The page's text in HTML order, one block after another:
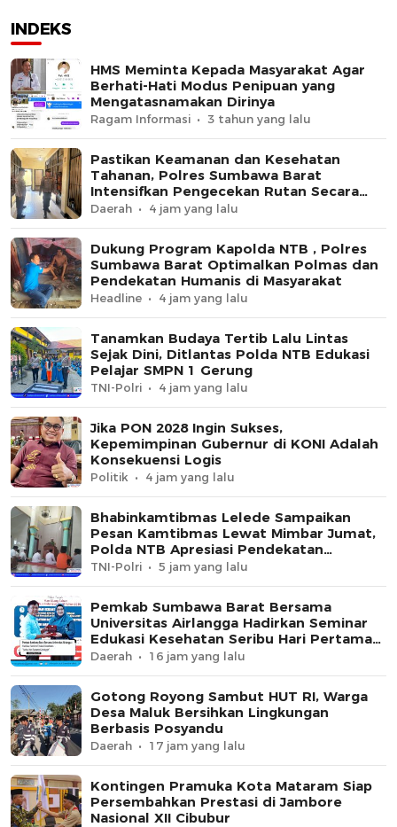
INDEKS
HMS Meminta Kepada Masyarakat Agar
Berhati-Hati Modus Penipuan yang
Mengatasnamakan Dirinya
Ragam Informasi 3 tahun yang lalu
Pastikan Keamanan dan Kesehatan
Tahanan, Polres Sumbawa Barat
Intensifkan Pengecekan Rutan Secara
Berkala
Daerah 4 jam yang lalu
Dukung Program Kapolda NTB , Polres
Sumbawa Barat Optimalkan Polmas dan
Pendekatan Humanis di Masyarakat
Headline 4 jam yang lalu
Tanamkan Budaya Tertib Lalu Lintas
Sejak Dini, Ditlantas Polda NTB Edukasi
Pelajar SMPN 1 Gerung
TNI-Polri 4 jam yang lalu
Jika PON 2028 Ingin Sukses,
Kepemimpinan Gubernur di KONI Adalah
Konsekuensi Logis
Politik 4 jam yang lalu
Bhabinkamtibmas Lelede Sampaikan
Pesan Kamtibmas Lewat Mimbar Jumat,
Polda NTB Apresiasi Pendekatan
Keagamaan
TNI-Polri 5 jam yang lalu
Pemkab Sumbawa Barat Bersama
Universitas Airlangga Hadirkan Seminar
Edukasi Kesehatan Seribu Hari Pertama
Kehidupan
Daerah 16 jam yang lalu
Gotong Royong Sambut HUT RI, Warga
Desa Maluk Bersihkan Lingkungan
Berbasis Posyandu
Daerah 17 jam yang lalu
Kontingen Pramuka Kota Mataram Siap
Persembahkan Prestasi di Jambore
Nasional XII Cibubur